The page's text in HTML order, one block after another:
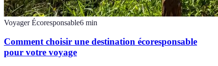
Voyager Écoresponsable6 min
Comment choisir une destination écoresponsable
pour votre voyage